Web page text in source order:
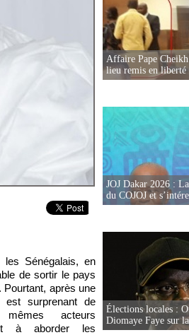
Sénégalais, en
de sortir le pays
Pourtant, après une
est surprenant de
acteurs
à aborder les
Affaire Pape
lieu remis en liberté
JOJ Dakar 2026 :
du COJOJ et
Élections locales :
Diomaye Faye sur